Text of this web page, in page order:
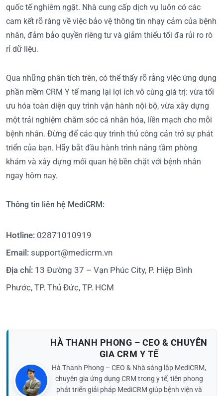
quốc tế nghiêm ngặt. Nhà cung cấp dịch vụ luôn có các
cam kết rõ ràng về việc bảo vệ thông tin nhạy cảm của bệnh
nhân, đảm bảo quyền riêng tư và giảm thiểu tối đa rủi ro rò
rỉ dữ liệu.
Qua những phân tích trên, có thể thấy rõ rằng việc ứng dụng
phần mềm CRM Y tế mang lại lợi ích vô cùng giá trị: vừa tối
ưu hóa toàn diện quy trình vận hành nội bộ, vừa xây dựng
một trải nghiệm chăm sóc cá nhân hóa, liền mạch cho mỗi
bệnh nhân. Đừng để các quy trình thủ công cản trở sự phát
triển của bạn. Hãy bắt đầu hành trình nâng tầm phòng
khám và xây dựng mối quan hệ bền chặt với bệnh nhân
ngay hôm nay.
Thông tin liên hệ MediCRM:
Hotline: 02871010919
Email: support@medicrm.vn
Địa chỉ: 13 Đường 37 – Vạn Phúc City, P. Hiệp Bình
Phước, TP. Thủ Đức, TP. HCM
HÀ THANH PHONG – CEO & CHUYÊN
GIA CRM Y TẾ
Hà Thanh Phong – CEO & Nhà sáng lập MediCRM,
chuyên gia ứng dụng CRM trong y tế, tiên phong
phát triển giải pháp MediCRM giúp bệnh viện và